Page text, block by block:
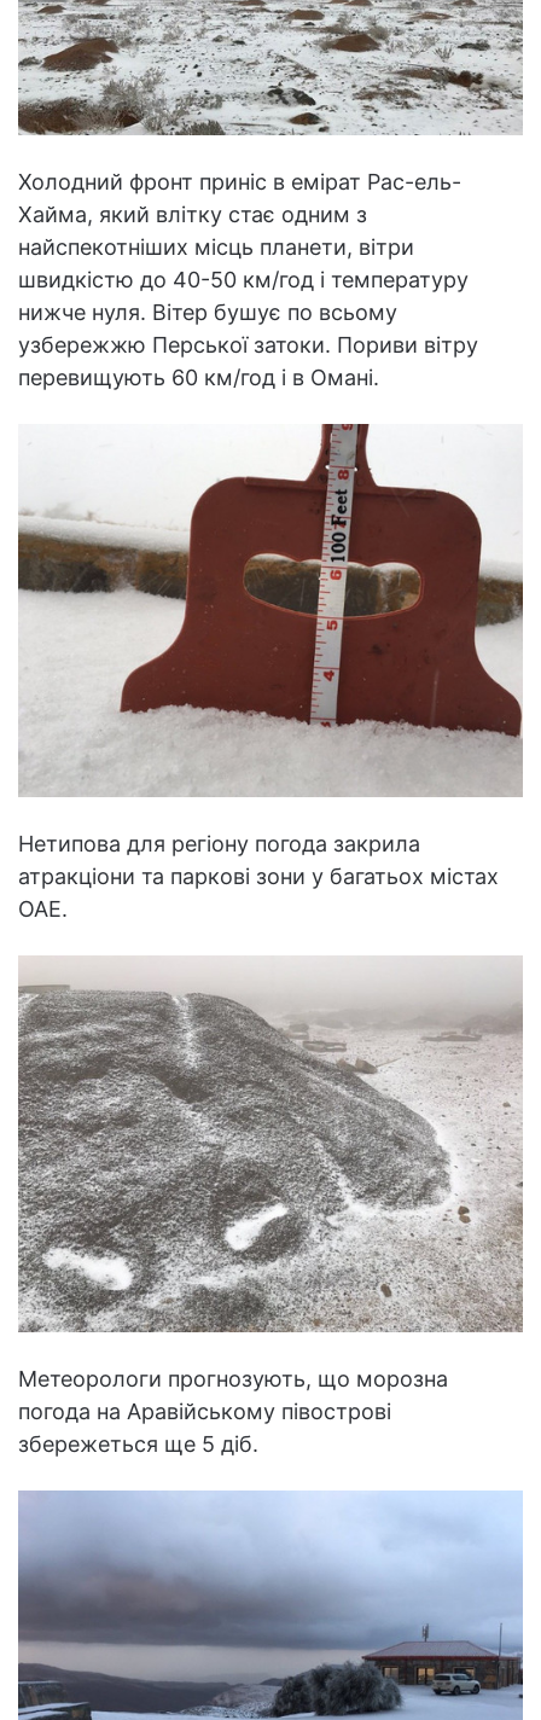
Холодний фронт приніс в емірат Рас-ель-
Хайма, який влітку стає одним з
найспекотніших місць планети, вітри
швидкістю до 40-50 км/год і температуру
нижче нуля. Вітер бушує по всьому
узбережжю Перської затоки. Пориви вітру
перевищують 60 км/год і в Омані.
Нетипова для регіону погода закрила
атракціони та паркові зони у багатьох містах
ОАЕ.
Метеорологи прогнозують, що морозна
погода на Аравійському півострові
збережеться ще 5 діб.